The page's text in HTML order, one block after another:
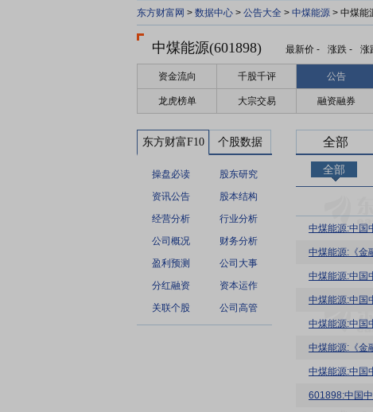
东方财富网 > 数据中心 > 公告大全 > 中煤能源 > 中煤能
中煤能源(601898) 最新价 - 涨跌 - 涨
资金流向 千股千评 公告
龙虎榜单 大宗交易 融资融券
东方财富F10 个股数据
操盘必读
股东研究
资讯公告
股本结构
经营分析
行业分析
公司概况
财务分析
盈利预测
公司大事
分红融资
资本运作
关联个股
公司高管
全部
全部
中煤能源:中国
中煤能源:《金
中煤能源:中国
中煤能源:中国
中煤能源:中国
中煤能源:《金
中煤能源:中国
601898:中国